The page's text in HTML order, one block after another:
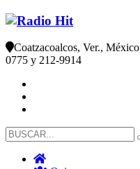
Coatzacoalcos, Ver., México
0775 y 212-9914